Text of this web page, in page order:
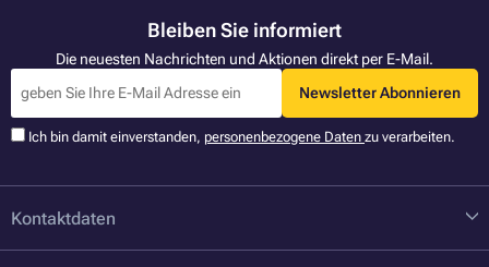
Bleiben Sie informiert
Die neuesten Nachrichten und Aktionen direkt per E-Mail.
Newsletter Abonnieren
Ich bin damit einverstanden, personenbezogene Daten zu verarbeiten.
Kontaktdaten